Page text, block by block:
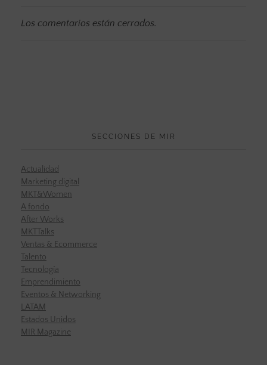
Los comentarios están cerrados.
SECCIONES DE MIR
Actualidad
Marketing digital
MKT&Women
A fondo
After Works
MKTTalks
Ventas & Ecommerce
Talento
Tecnología
Emprendimiento
Eventos & Networking
LATAM
Estados Unidos
MIR Magazine